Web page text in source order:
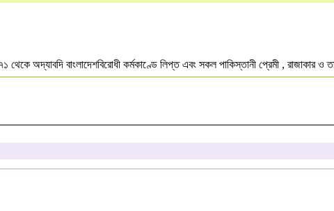
থেকে অদ্যাবদি বাংলাদেশবিরোধী কর্মকাণ্ডে লিপ্ত এবং সকল পাকিস্তানী প্রেমী , রাজাকার ও